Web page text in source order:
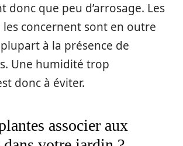
donc que peu d’arrosage. Les
concernent sont en outre
à la présence de
Une humidité trop
donc à éviter.
associer aux